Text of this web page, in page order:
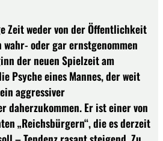
Zeit weder von der Öffentlichkeit
wahr- oder gar ernstgenommen
der neuen Spielzeit am
Psyche eines Mannes, der weit
aggressiver
daherzukommen. Er ist einer von
„Reichsbürgern“, die es derzeit